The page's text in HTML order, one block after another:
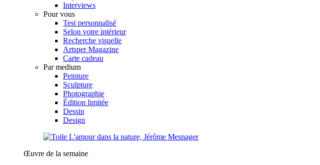
Interviews
Pour vous
Test personnalisé
Selon votre intérieur
Recherche visuelle
Artsper Magazine
Carte cadeau
Par medium
Peinture
Sculpture
Photographie
Édition limitée
Dessin
Design
Œuvre de la semaine